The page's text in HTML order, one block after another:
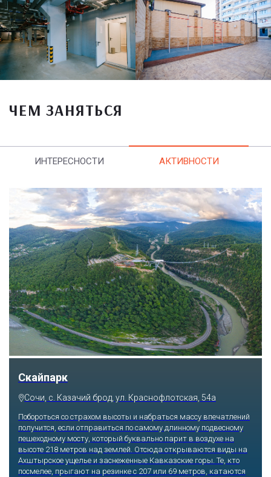
ЧЕМ ЗАНЯТЬСЯ
ИНТЕРЕСНОСТИ АКТИВНОСТИ
Парк «Ривьера»
Сочи, ул. Егорова, 1/6, микрорайон Центральный
Куда бы ни упал взгляд человека, он обязательно увидит здесь
что-то интересное, достойное занять значительное место в его
памяти и сердце. В парке множество привлекательных
скульптур, он всегда утопает в зелени и цветах. Не сосчитать
детских радостей: горок, каруселей, различных аттракционов.
Здесь комфортно заниматься спортом: есть теннисные корты и